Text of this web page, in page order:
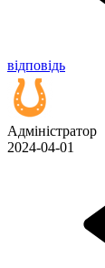
відповідь
Адміністратор
2024-04-01